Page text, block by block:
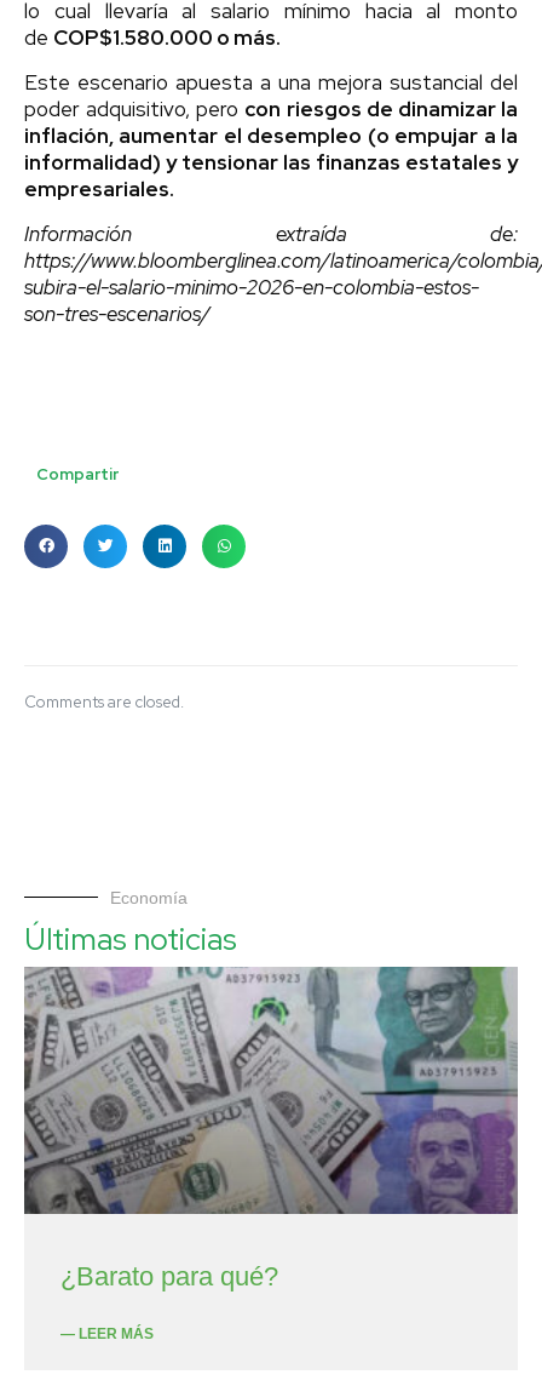
lo cual llevaría al salario mínimo hacia al monto
de COP$1.580.000 o más.
Este escenario apuesta a una mejora sustancial del
poder adquisitivo, pero con riesgos de dinamizar la
inflación, aumentar el desempleo (o empujar a la
informalidad) y tensionar las finanzas estatales y
empresariales.
Información extraída de:
https://www.bloomberglinea.com/latinoamerica/
subira-el-salario-minimo-2026-en-colombia-estos-
son-tres-escenarios/
Compartir
Comments are closed.
Economía
Últimas noticias
¿Barato para qué?
— LEER MÁS